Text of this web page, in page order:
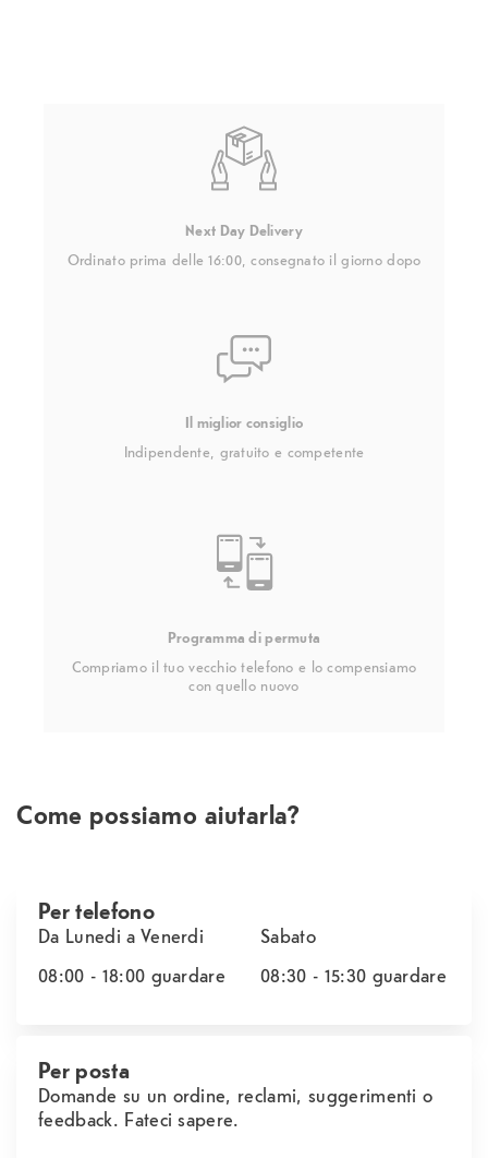
Next Day Delivery
Ordinato prima delle 16:00, consegnato il giorno dopo
Il miglior consiglio
Indipendente, gratuito e competente
Programma di permuta
Compriamo il tuo vecchio telefono e lo compensiamo
con quello nuovo
Come possiamo aiutarla?
Per telefono
Da Lunedi a Venerdi
08:00 - 18:00 guardare
Sabato
08:30 - 15:30 guardare
Per posta
Domande su un ordine, reclami, suggerimenti o
feedback. Fateci sapere.